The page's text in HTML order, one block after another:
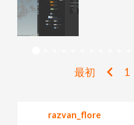
a
最初 1
razvan_flore